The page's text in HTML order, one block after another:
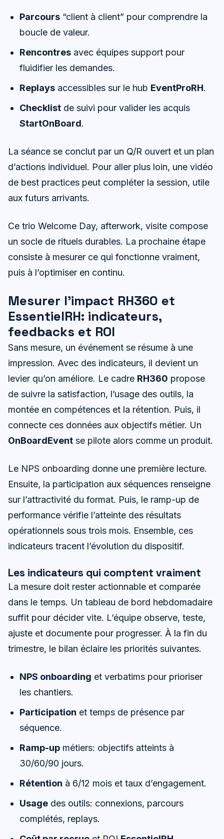
Parcours “client à client” pour comprendre la
boucle de valeur.
Rencontres avec équipes support pour
fluidifier les demandes.
Replays accessibles sur le hub EventProRH.
Checklist de suivi pour valider les acquis
StartOnBoard.
La séance se conclut par un Q/R ouvert et un plan
d’actions individuel. Pour aller plus loin, une vidéo
de best practices peut compléter la session, utile
aux futurs arrivants.
Ce trio Welcome Day, afterwork, visite compose
un socle de rituels durables. La prochaine étape
consiste à mesurer ce qui fonctionne vraiment,
puis à l’optimiser en continu.
Mesurer l’impact RH360 et
EssentielRH: indicateurs,
feedbacks et ROI
Sans mesure, un événement se résume à une
impression. Avec des indicateurs, il devient un
levier qu’on améliore. Le cadre RH360 propose
de suivre la satisfaction, l’usage des outils, la
montée en compétences et la rétention. Puis, il
connecte ces données aux objectifs métier. Un
OnBoardEvent se pilote alors comme un produit.
Le NPS onboarding donne une première lecture.
Ensuite, la participation aux séquences renseigne
sur l’attractivité du format. Puis, le ramp-up de
performance vérifie l’atteinte des résultats
opérationnels sous trois mois. Ensemble, ces
indicateurs tracent l’évolution du dispositif.
Les indicateurs qui comptent vraiment
La mesure doit rester actionnable et comparée
dans le temps. Un tableau de bord hebdomadaire
suffit pour décider vite. L’équipe observe, teste,
ajuste et documente pour progresser. À la fin du
trimestre, le bilan éclaire les priorités suivantes.
NPS onboarding et verbatims pour prioriser
les chantiers.
Participation et temps de présence par
séquence.
Ramp-up métiers: objectifs atteints à
30/60/90 jours.
Rétention à 6/12 mois et taux d’engagement.
Usage des outils: connexions, parcours
complétés, replays.